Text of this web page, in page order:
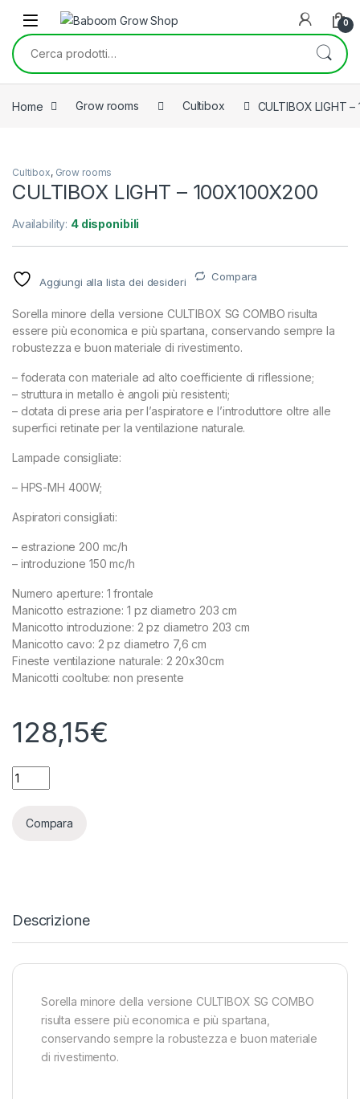
Skip to navigation
Skip to content
0
Cerca:
Home Grow rooms Cultibox CULTIBOX LIGHT
Cultibox, Grow rooms
CULTIBOX LIGHT – 100X100X200
Availability: 4 disponibili
Aggiungi alla lista dei desideri Compara
Sorella minore della versione CULTIBOX SG COMBO risulta
essere più economica e più spartana, conservando sempre la
robustezza e buon materiale di rivestimento.
– foderata con materiale ad alto coefficiente di riflessione;
– struttura in metallo è angoli più resistenti;
– dotata di prese aria per l’aspiratore e l’introduttore oltre alle
superfici retinate per la ventilazione naturale.
Lampade consigliate:
– HPS-MH 400W;
Aspiratori consigliati:
– estrazione 200 mc/h
– introduzione 150 mc/h
Numero aperture: 1 frontale
Manicotto estrazione: 1 pz diametro 203 cm
Manicotto introduzione: 2 pz diametro 203 cm
Manicotto cavo: 2 pz diametro 7,6 cm
Fineste ventilazione naturale: 2 20x30cm
Manicotti cooltube: non presente
128,15€
CULTIBOX LIGHT - 100X100X200 quantity
Compara
Descrizione
Sorella minore della versione CULTIBOX SG COMBO
risulta essere più economica e più spartana,
conservando sempre la robustezza e buon materiale
di rivestimento.